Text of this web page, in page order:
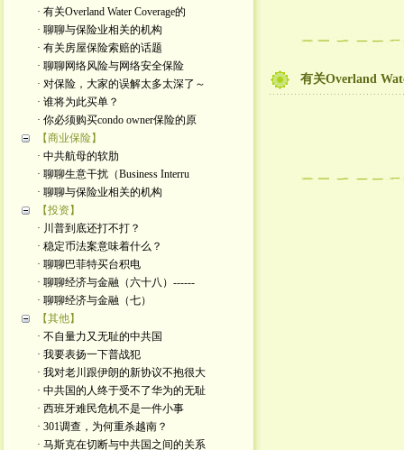
· 有关Overland Water Coverage的
· 聊聊与保险业相关的机构
· 有关房屋保险索赔的话题
· 聊聊网络风险与网络安全保险
· 对保险，大家的误解太多太深了～
· 谁将为此买单？
· 你必须购买condo owner保险的原
【商业保险】
· 中共航母的软肋
· 聊聊生意干扰（Business Interru
· 聊聊与保险业相关的机构
【投资】
· 川普到底还打不打？
· 稳定币法案意味着什么？
· 聊聊巴菲特买台积电
· 聊聊经济与金融（六十八）------
· 聊聊经济与金融（七）
【其他】
· 不自量力又无耻的中共国
· 我要表扬一下普战犯
· 我对老川跟伊朗的新协议不抱很大
· 中共国的人终于受不了华为的无耻
· 西班牙难民危机不是一件小事
· 301调查，为何重杀越南？
· 马斯克在切断与中共国之间的关系
有关Overland